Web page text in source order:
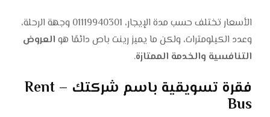
الأسعار تختلف حسب مدة الإيجار، 01119940301 وجهة الرحلة،
وعدد الكيلومترات، ولكن ما يميز رينت باص دائمًا هو العروض
التنافسية والخدمة الممتازة.
فقرة تسويقية باسم شركتك – Rent
Bus